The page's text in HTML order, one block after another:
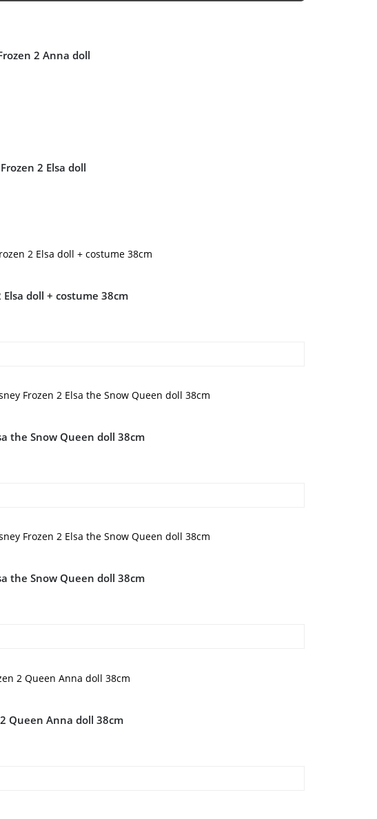
2 Anna doll
2 Elsa doll
Elsa doll + costume 38cm
the Snow Queen doll 38cm
the Snow Queen doll 38cm
Queen Anna doll 38cm